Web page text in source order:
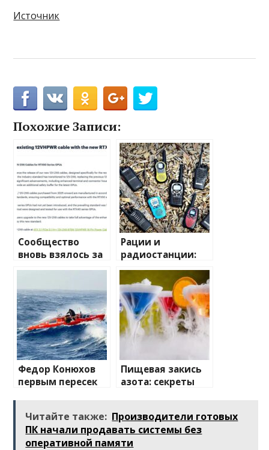
Источник
Похожие Записи:
Сообщество
вновь взялось за
изучение случаев
разъема 12V-2×6
Рации и
радиостанции:
полный
путеводитель по
миру
беспроводной
связи
Федор Конюхов
первым пересек
весельной лодке
Пищевая закись
азота: секреты
Читайте также: Производители готовых
ПК начали продавать системы без
оперативной памяти